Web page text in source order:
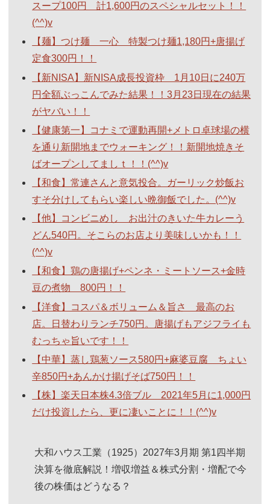
スープ100円 計1,600円のスペシャルセット！！
(^^)v
【麺】つけ麺 一心 特製つけ麺1,180円+唐揚げ
定食300円！！
【新NISA】新NISA成長投資枠 1月10日に240万
円全額ぶっこんでみた結果！！3月23日現在の結果
がヤバい！！
【健康第一】コナミで運動再開+メトロ卓球場の横
を通り新開地までウォーキング！！新開地焼きそ
ばオープンしてましｔ！！(^^)v
【和食】常連さんと意気投合。ガーリック炒飯お
すそ分けしてもらい楽しい晩御飯でした。(^^)v
【他】コンビニめし お出汁のきいた牛カレーう
どん540円。そこらのお店より美味しいかも！！
(^^)v
【和食】鶏の唐揚げ+ペンネ・ミートソース+金時
豆の煮物 800円！！
【洋食】コスパ＆ボリューム＆旨さ 最高のお
店。日替わりランチ750円。唐揚げもアジフライも
むっちゃ旨いです！！
【中華】蒸し鶏葱ソース580円+麻婆豆腐 ちょい
辛850円+あんかけ揚げそば750円！！
【株】楽天日本株4.3倍ブル 2021年5月に1,000円
だけ投資したら、更に凄いことに！！(^^)v
大和ハウス工業（1925）2027年3月期 第1四半期
決算を徹底解説！増収増益＆株式分割・増配で今
後の株価はどうなる？